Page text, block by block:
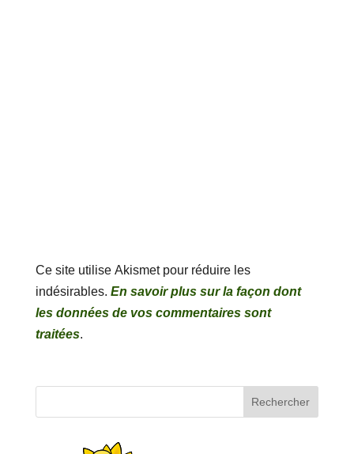
Ce site utilise Akismet pour réduire les
indésirables. En savoir plus sur la façon dont
les données de vos commentaires sont
traitées.